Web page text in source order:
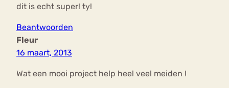
dit is echt super! ty!
Beantwoorden
Fleur
16 maart, 2013
Wat een mooi project help heel veel meiden !